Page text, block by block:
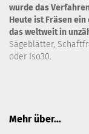
wurde das
Heute ist Fräsen
das weltweit in
Sägeblätter,
oder Iso30.
Mehr über...